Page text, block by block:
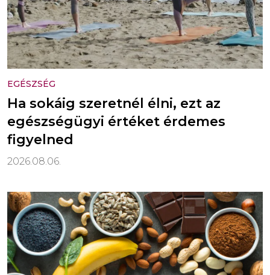
EGÉSZSÉG
Ha sokáig szeretnél élni, ezt az
egészségügyi értéket érdemes
figyelned
2026.08.06.